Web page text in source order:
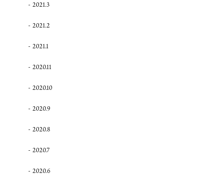
2021.3
2021.2
2021.1
2020.11
2020.10
2020.9
2020.8
2020.7
2020.6